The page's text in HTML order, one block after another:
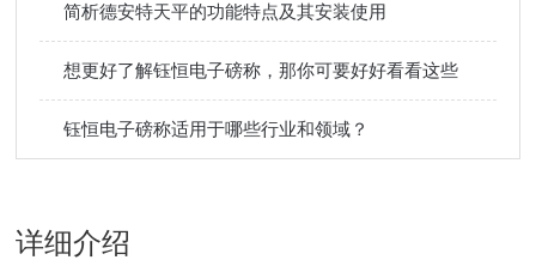
简析德安特天平的功能特点及其安装使用
想更好了解钰恒电子磅称，那你可要好好看看这些
钰恒电子磅称适用于哪些行业和领域？
详细介绍